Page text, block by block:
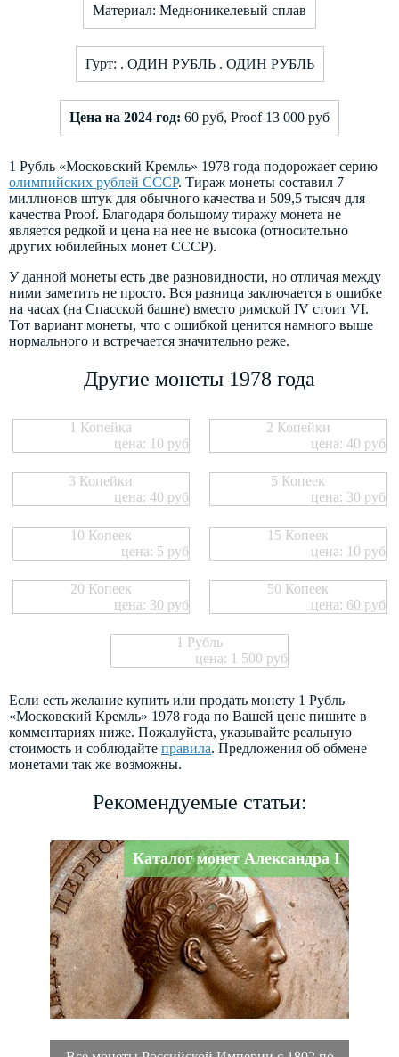
Материал: Медноникелевый сплав
Гурт: . ОДИН РУБЛЬ . ОДИН РУБЛЬ
Цена на 2024 год: 60 руб, Proof 13 000 руб
1 Рубль «Московский Кремль» 1978 года подорожает серию
олимпийских рублей СССР. Тираж монеты составил 7
миллионов штук для обычного качества и 509,5 тысяч для
качества Proof. Благодаря большому тиражу монета не
является редкой и цена на нее не высока (относительно
других юбилейных монет СССР).
У данной монеты есть две разновидности, но отличая между
ними заметить не просто. Вся разница заключается в ошибке
на часах (на Спасской башне) вместо римской IV стоит VI.
Тот вариант монеты, что с ошибкой ценится намного выше
нормального и встречается значительно реже.
Другие монеты 1978 года
1 Копейка
цена: 10 руб
2 Копейки
цена: 40 руб
3 Копейки
цена: 40 руб
5 Копеек
цена: 30 руб
10 Копеек
цена: 5 руб
15 Копеек
цена: 10 руб
20 Копеек
цена: 30 руб
50 Копеек
цена: 60 руб
1 Рубль
цена: 1 500 руб
Если есть желание купить или продать монету 1 Рубль
«Московский Кремль» 1978 года по Вашей цене пишите в
комментариях ниже. Пожалуйста, указывайте реальную
стоимость и соблюдайте правила. Предложения об обмене
монетами так же возможны.
Рекомендуемые статьи:
Каталог монет Александра I